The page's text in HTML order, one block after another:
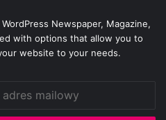
Newspaper, Magazine,
with options that allow you to
website to your needs.